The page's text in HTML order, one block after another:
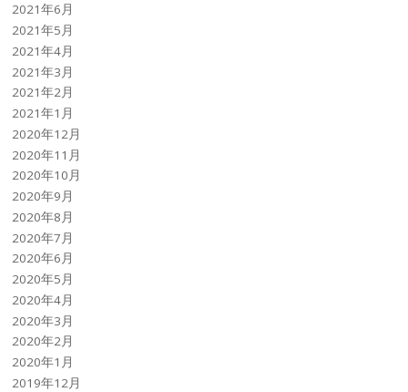
2021年6月
2021年5月
2021年4月
2021年3月
2021年2月
2021年1月
2020年12月
2020年11月
2020年10月
2020年9月
2020年8月
2020年7月
2020年6月
2020年5月
2020年4月
2020年3月
2020年2月
2020年1月
2019年12月